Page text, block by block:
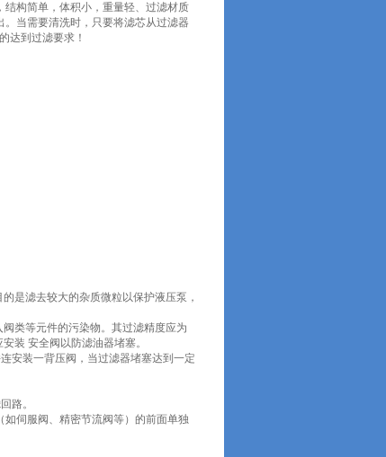
构简单，体积小，重量轻、过滤材质
当需要清洗时，只要将滤芯从过滤器
达到过滤要求！
是滤去较大的杂质微粒以保护液压泵，
类等元件的污染物。其过滤精度应为
装 安全阀以防滤油器堵塞。
安装一背压阀，当过滤器堵塞达到一定
路。
伺服阀、精密节流阀等）的前面单独